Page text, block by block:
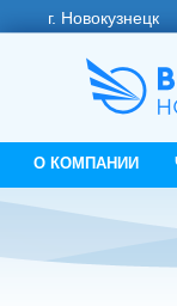
г. Новокузнецк
О КОМПАНИИ